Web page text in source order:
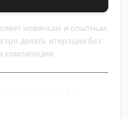
новичкам и опытным
делать итерации без
компиляции.